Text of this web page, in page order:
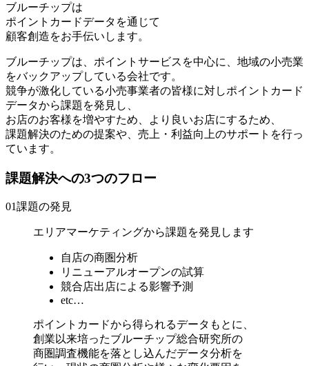
ブルーチップは
ポイントカードデータを通じて
顧客創造をお手伝いします。
ブルーチップは、ポイントサービスを中心に、地域の小売業
をバックアップしている会社です。
競争が激化している小売事業者の皆様に対しポイントカード
データから課題を発見し、
お店のお客様を増やすため、より良いお店にするため、
課題解決のための提案や、売上・利益向上のサポートを行っ
ています。
課題解決への3つのフロー
01課題の発見
エリアマーケティングから課題を発見します
自店の商圏分析
リニューアルオープンの試算
競合店出店による影響予測
etc…
ポイントカードから得られるデータもとに、
創業以来培ったブルーチップ総合研究所の
商圏調査機能を落とし込んだデータ分析を